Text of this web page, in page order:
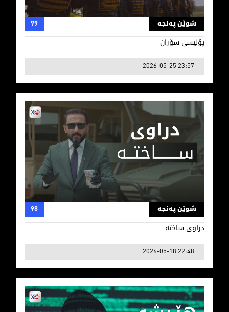
پۆلیسی سۆران
شوێن پەنجە 99
پۆلیسی سۆران
2026-05-25 23:57
دراوی ساختە
شوێن پەنجە 98
دراوی ساختە
2026-05-18 22:48